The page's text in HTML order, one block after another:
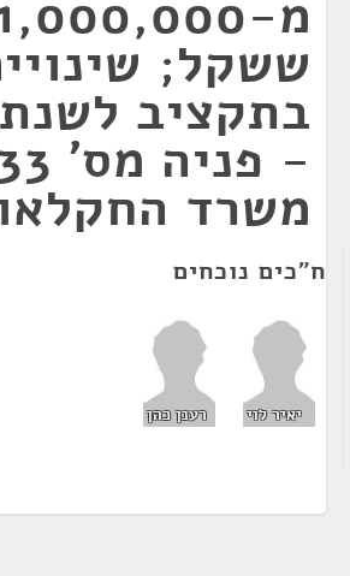
מ-
ששקל;
משרד
ח"כים נוכחים
יאיר לוי רענן כהן